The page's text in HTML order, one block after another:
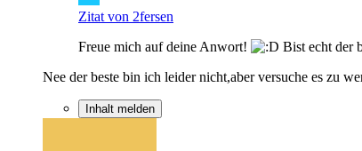
Zitat von 2fersen
Freue mich auf deine Anwort!
Bist echt der
Nee der beste bin ich leider nicht,aber versuche es zu
Inhalt melden